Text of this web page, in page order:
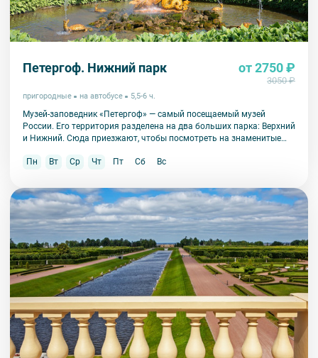
Петергоф. Нижний парк от 2750 ₽
3050 ₽
пригородные на автобусе 5,5-6 ч.
Музей-заповедник «Петергоф» — самый посещаемый музей
России. Его территория разделена на два больших парка: Верхний
и Нижний. Сюда приезжают, чтобы посмотреть на знаменитые
Пн
Вт Ср Чт Пт Сб Вс